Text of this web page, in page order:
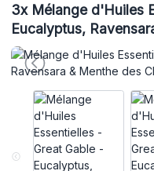
3xMélange d'Huiles
Eucalyptus,